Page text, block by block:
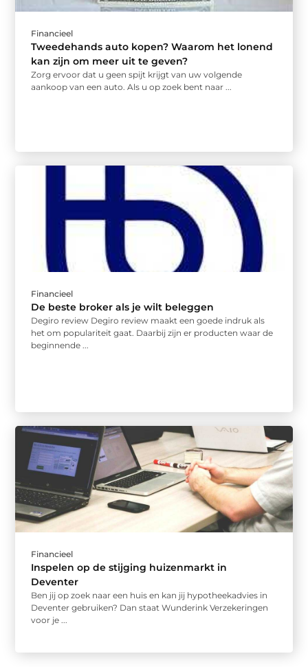
Financieel
Tweedehands auto kopen? Waarom het lonend
kan zijn om meer uit te geven?
Zorg ervoor dat u geen spijt krijgt van uw volgende
aankoop van een auto. Als u op zoek bent naar ...
Financieel
De beste broker als je wilt beleggen
Degiro review Degiro review maakt een goede indruk als
het om populariteit gaat. Daarbij zijn er producten waar de
beginnende ...
Financieel
Inspelen op de stijging huizenmarkt in
Deventer
Ben jij op zoek naar een huis en kan jij hypotheekadvies in
Deventer gebruiken? Dan staat Wunderink Verzekeringen
voor je ...